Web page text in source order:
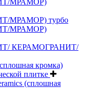
МРАМОР)
МРАМОР) турбо
МРАМОР)
КЕРАМОГРАНИТ/
кромка)
плитке
(сплошная